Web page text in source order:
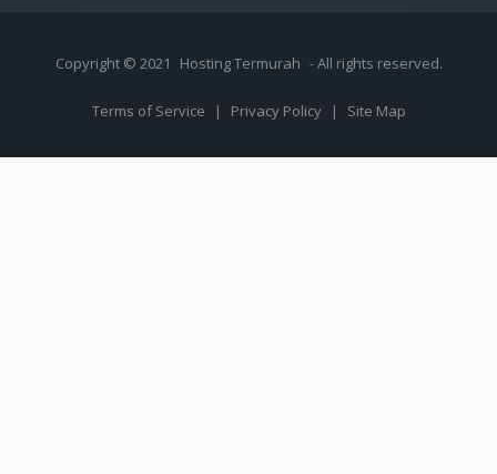
Copyright © 2021 Hosting Termurah - All rights reserved.
Terms of Service | Privacy Policy | Site Map